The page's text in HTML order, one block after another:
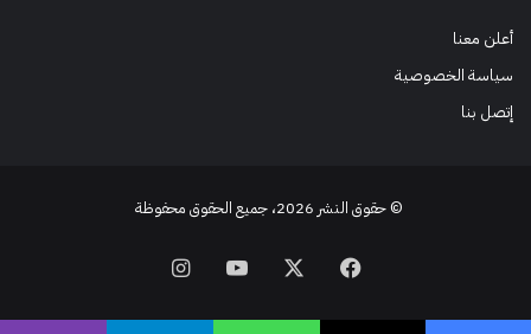
أعلن معنا
سياسة الخصوصية
إتصل بنا
© حقوق النشر 2026، جميع الحقوق محفوظة
فيسبوك ‫YouTube